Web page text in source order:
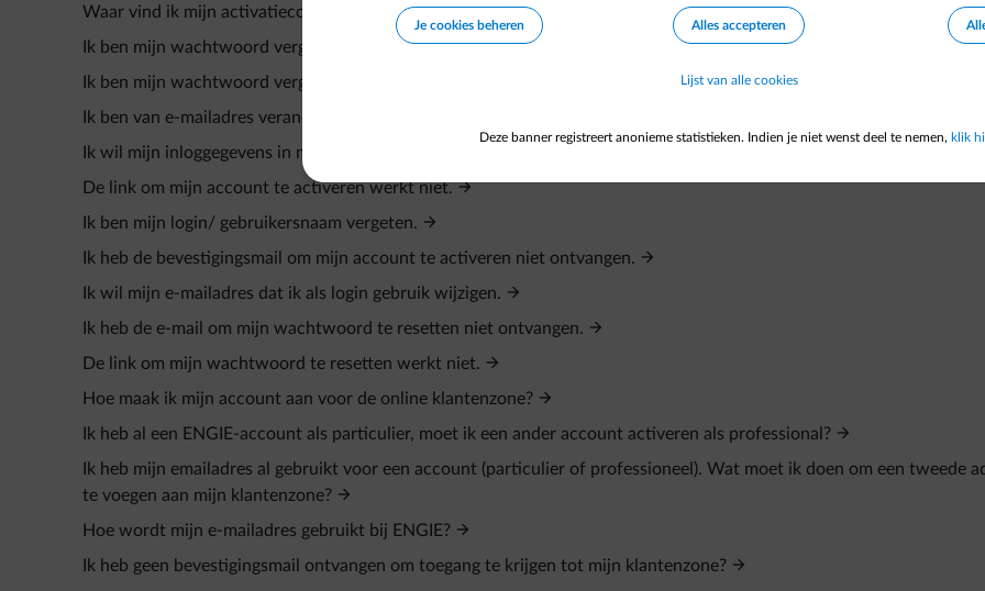
Waar vind ik mijn activatiecode en mijn klantnummer?
Ik ben mijn wachtwoord vergeten.
Ik ben mijn wachtwoord vergeten.
Ik ben van e-mailadres veranderd? Wijzigt mijn login dan mee?
Ik wil mijn inloggegevens in mijn klantenzone aanpassen.
De link om mijn account te activeren werkt niet.
Ik ben mijn login/ gebruikersnaam vergeten.
Ik heb de bevestigingsmail om mijn account te activeren niet ontvangen.
Ik wil mijn e-mailadres dat ik als login gebruik wijzigen.
Ik heb de e-mail om mijn wachtwoord te resetten niet ontvangen.
De link om mijn wachtwoord te resetten werkt niet.
Hoe maak ik mijn account aan voor de online klantenzone?
Ik heb al een ENGIE-account als particulier, moet ik een ander account activeren als professional?
Ik heb mijn emailadres al gebruikt voor een account (particulier of professioneel). Wat moet ik doen om een tweede
te voegen aan mijn klantenzone?
Hoe wordt mijn e-mailadres gebruikt bij ENGIE?
Ik heb geen bevestigingsmail ontvangen om toegang te krijgen tot mijn klantenzone?
Je cookies beheren Alles accepteren
Lijst van alle cookies
Deze banner registreert anonieme statistieken. Indien je niet wenst deel te nemen, klik